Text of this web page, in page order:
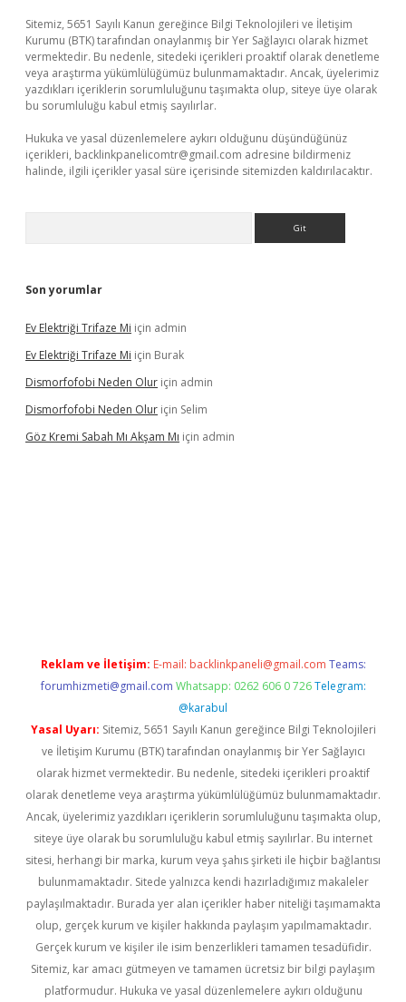
Sitemiz, 5651 Sayılı Kanun gereğince Bilgi Teknolojileri ve İletişim
Kurumu (BTK) tarafından onaylanmış bir Yer Sağlayıcı olarak hizmet
vermektedir. Bu nedenle, sitedeki içerikleri proaktif olarak denetleme
veya araştırma yükümlülüğümüz bulunmamaktadır. Ancak, üyelerimiz
yazdıkları içeriklerin sorumluluğunu taşımakta olup, siteye üye olarak
bu sorumluluğu kabul etmiş sayılırlar.
Hukuka ve yasal düzenlemelere aykırı olduğunu düşündüğünüz
içerikleri, backlinkpanelicomtr@gmail.com adresine bildirmeniz
halinde, ilgili içerikler yasal süre içerisinde sitemizden kaldırılacaktır.
Son yorumlar
Ev Elektriği Trifaze Mi için admin
Ev Elektriği Trifaze Mi için Burak
Dismorfofobi Neden Olur için admin
Dismorfofobi Neden Olur için Selim
Göz Kremi Sabah Mı Akşam Mı için admin
Reklam ve İletişim: E-mail: backlinkpaneli@gmail.com Teams:
forumhizmeti@gmail.com Whatsapp: 0262 606 0 726 Telegram:
@karabul
Yasal Uyarı: Sitemiz, 5651 Sayılı Kanun gereğince Bilgi Teknolojileri
ve İletişim Kurumu (BTK) tarafından onaylanmış bir Yer Sağlayıcı
olarak hizmet vermektedir. Bu nedenle, sitedeki içerikleri proaktif
olarak denetleme veya araştırma yükümlülüğümüz bulunmamaktadır.
Ancak, üyelerimiz yazdıkları içeriklerin sorumluluğunu taşımakta olup,
siteye üye olarak bu sorumluluğu kabul etmiş sayılırlar. Bu internet
sitesi, herhangi bir marka, kurum veya şahıs şirketi ile hiçbir bağlantısı
bulunmamaktadır. Sitede yalnızca kendi hazırladığımız makaleler
paylaşılmaktadır. Burada yer alan içerikler haber niteliği taşımamakta
olup, gerçek kurum ve kişiler hakkında paylaşım yapılmamaktadır.
Gerçek kurum ve kişiler ile isim benzerlikleri tamamen tesadüfidir.
Sitemiz, kar amacı gütmeyen ve tamamen ücretsiz bir bilgi paylaşım
platformudur. Hukuka ve yasal düzenlemelere aykırı olduğunu